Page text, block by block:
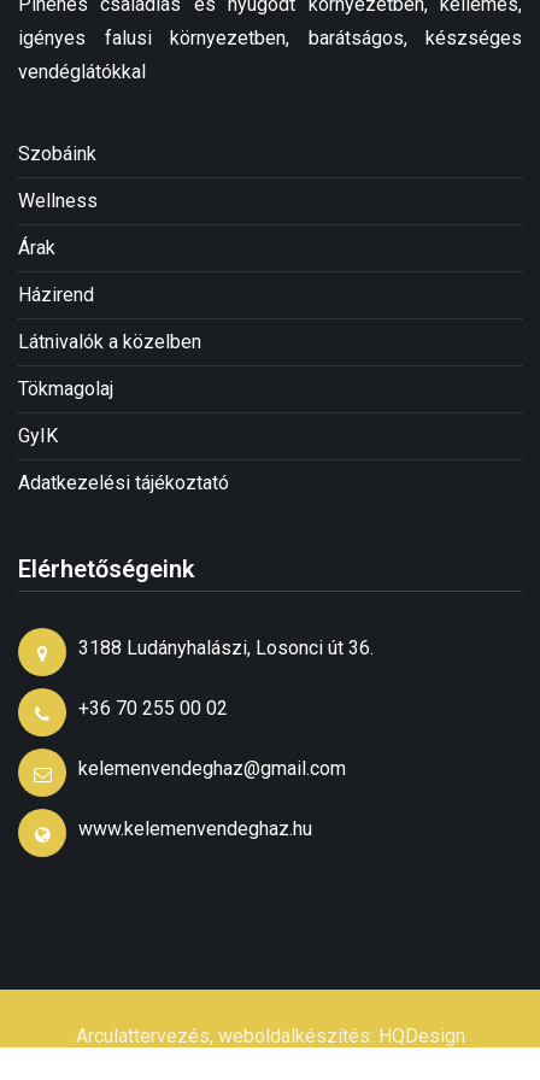
igényes falusi környezetben, barátságos, készséges
vendéglátókkal
Szobáink
Wellness
Árak
Házirend
Látnivalók a közelben
Tökmagolaj
GyIK
Adatkezelési tájékoztató
Elérhetőségeink
3188 Ludányhalászi, Losonci út 36.
+36 70 255 00 02
kelemenvendeghaz@gmail.com
www.kelemenvendeghaz.hu
Arculattervezés, weboldalkészítés: HQDesign